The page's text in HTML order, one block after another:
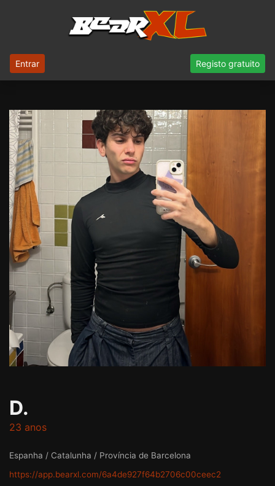
Entrar Registo gratuito
D.
23 anos
Espanha / Catalunha / Província de Barcelona
https://app.bearxl.com/6a4de927f64b2706c00ceec2